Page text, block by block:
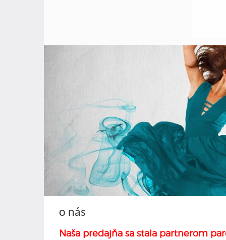
o nás
Naša predajňa sa stala partnerom